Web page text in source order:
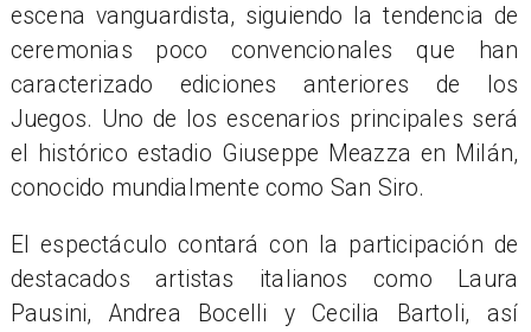
escena vanguardista, siguiendo la tendencia de
ceremonias poco convencionales que han
caracterizado ediciones anteriores de los
Juegos. Uno de los escenarios principales será
el histórico estadio Giuseppe Meazza en Milán,
conocido mundialmente como San Siro.
El espectáculo contará con la participación de
destacados artistas italianos como Laura
Pausini, Andrea Bocelli y Cecilia Bartoli, así